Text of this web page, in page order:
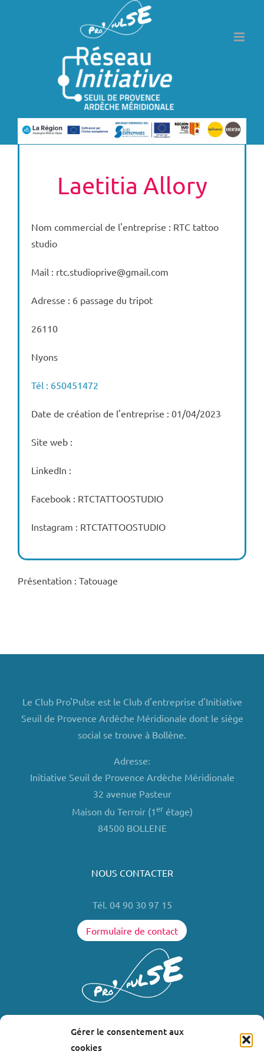
Gérer le consentement aux
cookies
Laetitia Allory
Nom commercial de l'entreprise : RTC tattoo
studio
Mail : rtc.studioprive@gmail.com
Adresse : 6 passage du tripot
26110
Nyons
Tél : 650451472
Date de création de l'entreprise : 01/04/2023
Site web :
LinkedIn :
Facebook : RTCTATTOOSTUDIO
Instagram : RTCTATTOOSTUDIO
Présentation : Tatouage
Le Club Pro'Pulse est le Club d'entreprise d'Initiative
Seuil de Provence Ardèche Méridionale dont le siège
social se trouve à Bollène.
Adresse:
Initiative Seuil de Provence Ardèche Méridionale
32 avenue Pasteur
Maison du Terroir (1erétage)
84500 BOLLENE
NOUS CONTACTER
Tél. 04 90 30 97 15
Formulaire de contact